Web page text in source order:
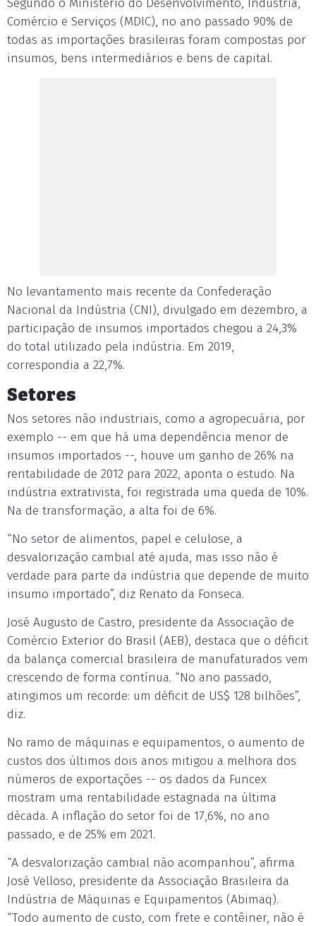
Segundo o Ministério do Desenvolvimento, Indústria,
Comércio e Serviços (MDIC), no ano passado 90% de
todas as importações brasileiras foram compostas por
insumos, bens intermediários e bens de capital.
No levantamento mais recente da Confederação
Nacional da Indústria (CNI), divulgado em dezembro, a
participação de insumos importados chegou a 24,3%
do total utilizado pela indústria. Em 2019,
correspondia a 22,7%.
Setores
Nos setores não industriais, como a agropecuária, por
exemplo -- em que há uma dependência menor de
insumos importados --, houve um ganho de 26% na
rentabilidade de 2012 para 2022, aponta o estudo. Na
indústria extrativista, foi registrada uma queda de 10%.
Na de transformação, a alta foi de 6%.
“No setor de alimentos, papel e celulose, a
desvalorização cambial até ajuda, mas isso não é
verdade para parte da indústria que depende de muito
insumo importado”, diz Renato da Fonseca.
José Augusto de Castro, presidente da Associação de
Comércio Exterior do Brasil (AEB), destaca que o déficit
da balança comercial brasileira de manufaturados vem
crescendo de forma contínua. “No ano passado,
atingimos um recorde: um déficit de US$ 128 bilhões”,
diz.
No ramo de máquinas e equipamentos, o aumento de
custos dos últimos dois anos mitigou a melhora dos
números de exportações -- os dados da Funcex
mostram uma rentabilidade estagnada na última
década. A inflação do setor foi de 17,6%, no ano
passado, e de 25% em 2021.
“A desvalorização cambial não acompanhou”, afirma
José Velloso, presidente da Associação Brasileira da
Indústria de Máquinas e Equipamentos (Abimaq).
“Todo aumento de custo, com frete e contêiner, não é